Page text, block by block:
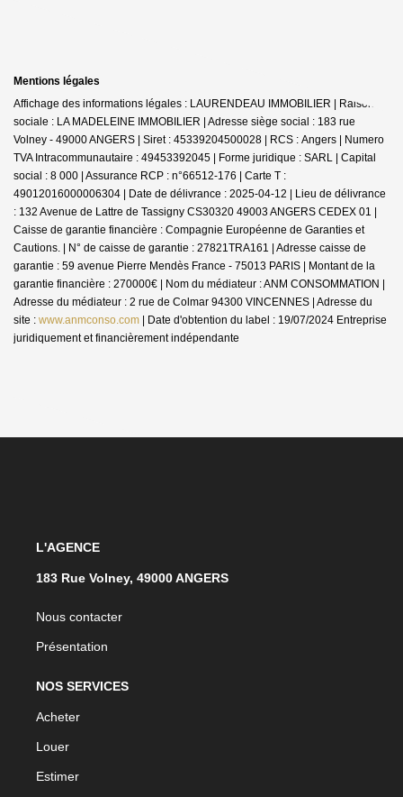
Mentions légales
Affichage des informations légales : LAURENDEAU IMMOBILIER | Raison
sociale : LA MADELEINE IMMOBILIER | Adresse siège social : 183 rue
Volney - 49000 ANGERS | Siret : 45339204500028 | RCS : Angers | Numero
TVA Intracommunautaire : 49453392045 | Forme juridique : SARL | Capital
social : 8 000 | Assurance RCP : n°66512-176 | Carte T :
49012016000006304 | Date de délivrance : 2025-04-12 | Lieu de délivrance
: 132 Avenue de Lattre de Tassigny CS30320 49003 ANGERS CEDEX 01 |
Caisse de garantie financière : Compagnie Européenne de Garanties et
Cautions. | N° de caisse de garantie : 27821TRA161 | Adresse caisse de
garantie : 59 avenue Pierre Mendès France - 75013 PARIS | Montant de la
garantie financière : 270000€ | Nom du médiateur : ANM CONSOMMATION |
Adresse du médiateur : 2 rue de Colmar 94300 VINCENNES | Adresse du
site : www.anmconso.com | Date d'obtention du label : 19/07/2024 Entreprise
juridiquement et financièrement indépendante
L'AGENCE
183 Rue Volney, 49000 ANGERS
Nous contacter
Présentation
NOS SERVICES
Acheter
Louer
Estimer